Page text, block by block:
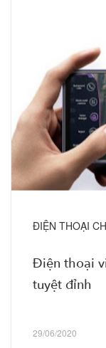
ĐIỆN THOẠI
Điện thoại
tuyệt đỉnh
29/06/2020